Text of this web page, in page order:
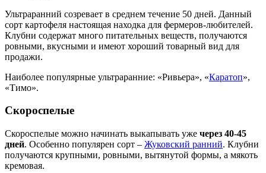
Ультраранний созревает в среднем течение 50 дней. Данный
сорт картофеля настоящая находка для фермеров-любителей.
Клубни содержат много питательных веществ, получаются
ровными, вкусными и имеют хороший товарный вид для
продажи.
Наиболее популярные ультраранние: «Ривьера», «Каратоп»,
«Тимо».
Скороспелые
Скороспелые можно начинать выкапывать уже через 40-45
дней. Особенно популярен сорт – Жуковский ранний. Клубни
получаются крупными, ровными, вытянутой формы, а мякоть
кремовая.